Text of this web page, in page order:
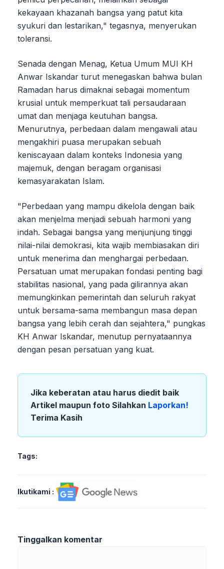
kekayaan khazanah bangsa yang patut kita
syukuri dan lestarikan," tegasnya, menyerukan
toleransi.
Senada dengan Menag, Ketua Umum MUI KH
Anwar Iskandar turut menegaskan bahwa bulan
Ramadan harus dimaknai sebagai momentum
krusial untuk memperkuat tali persaudaraan
umat dan menjaga keutuhan bangsa.
Menurutnya, perbedaan dalam mengawali atau
mengakhiri puasa merupakan sebuah
keniscayaan dalam konteks Indonesia yang
majemuk, dengan beragam organisasi
kemasyarakatan Islam.
"Perbedaan yang mampu dikelola dengan baik
akan menjelma menjadi sebuah harmoni yang
indah. Sebagai bangsa yang menjunjung tinggi
nilai-nilai demokrasi, kita wajib membiasakan diri
untuk menerima dan menghargai perbedaan.
Persatuan umat merupakan fondasi penting bagi
stabilitas nasional, yang pada gilirannya akan
memungkinkan pemerintah dan seluruh rakyat
untuk bersama-sama membangun masa depan
bangsa yang lebih cerah dan sejahtera," pungkas
KH Anwar Iskandar, menutup pernyataannya
dengan pesan persatuan yang kuat.
Jika keberatan atau harus diedit baik
Artikel maupun foto Silahkan Laporkan!
Terima Kasih
Tags:
Ikutikami :
Tinggalkan komentar